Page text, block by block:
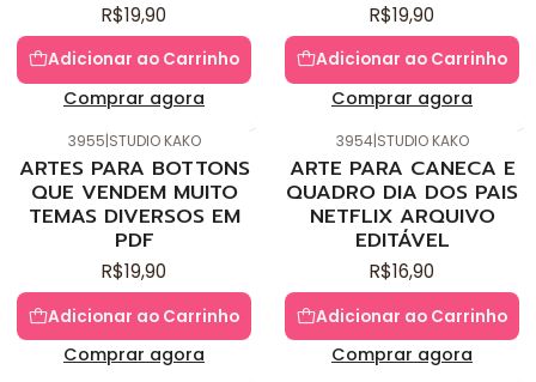
R$19,90
Adicionar ao Carrinho
Comprar agora
R$19,90
Adicionar ao Carrinho
Comprar agora
3955|STUDIO KAKO
ARTES PARA BOTTONS
QUE VENDEM MUITO
TEMAS DIVERSOS EM
PDF
R$19,90
Adicionar ao Carrinho
Comprar agora
3954|STUDIO KAKO
ARTE PARA CANECA E
QUADRO DIA DOS PAIS
NETFLIX ARQUIVO
EDITÁVEL
R$16,90
Adicionar ao Carrinho
Comprar agora